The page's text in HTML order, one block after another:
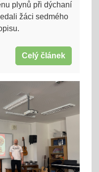
plynů při dýchaní
žáci sedmého
Celý článek